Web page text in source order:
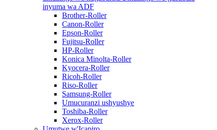
inyuma wa ADF
Brother-Roller
Canon-Roller
Epson-Roller
Fujitsu-Roller
HP-Roller
Konica Minolta-Roller
Kyocera-Roller
Ricoh-Roller
Riso-Roller
Samsung-Roller
Umucuranzi ushyushye
Toshiba-Roller
Xerox-Roller